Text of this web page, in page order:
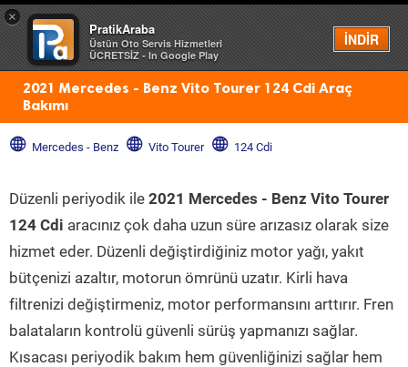
×
PratikAraba
Üstün Oto Servis Hizmetleri
ÜCRETSİZ - In Google Play
İNDİR
Menü
2021 Mercedes - Benz Vito Tourer 124 Cdi Araç
Bakımı
Mercedes - Benz Vito Tourer 124 Cdi
Düzenli periyodik ile 2021 Mercedes - Benz Vito Tourer
124 Cdi aracınız çok daha uzun süre arızasız olarak size
hizmet eder. Düzenli değiştirdiğiniz motor yağı, yakıt
bütçenizi azaltır, motorun ömrünü uzatır. Kirli hava
filtrenizi değiştirmeniz, motor performansını arttırır. Fren
balataların kontrolü güvenli sürüş yapmanızı sağlar.
Kısacası periyodik bakım hem güvenliğinizi sağlar hem